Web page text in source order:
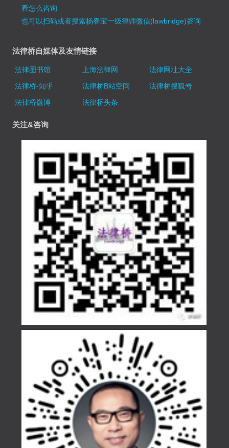
看怎么咨询
也可以扫码或者搜索杨春宝一级律师微信(lawbridge)咨询
法律桥自媒体及友情链接
法律图书馆 上海法律网
法律网址大全
法律桥-知乎
法律桥B站空间
法律桥搜狐号
法律桥微博
法律桥头条
关注&咨询